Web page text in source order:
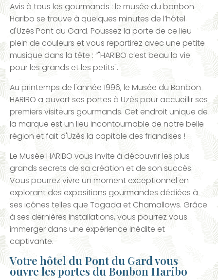
Avis à tous les gourmands : le musée du bonbon
Haribo se trouve à quelques minutes de l’hôtel
d'Uzès Pont du Gard. Poussez la porte de ce lieu
plein de couleurs et vous repartirez avec une petite
musique dans la tête : “"HARIBO c’est beau la vie
pour les grands et les petits".
Au printemps de l'année 1996, le Musée du Bonbon
HARIBO a ouvert ses portes à Uzès pour accueillir ses
premiers visiteurs gourmands. Cet endroit unique de
la marque est un lieu incontournable de notre belle
région et fait d'Uzès la capitale des friandises !
Le Musée HARIBO vous invite à découvrir les plus
grands secrets de sa création et de son succès.
Vous pourrez vivre un moment exceptionnel en
explorant des expositions gourmandes dédiées à
ses icônes telles que Tagada et Chamallows. Grâce
à ses dernières installations, vous pourrez vous
immerger dans une expérience inédite et
captivante.
Votre hôtel du Pont du Gard vous
ouvre les portes du Bonbon Haribo